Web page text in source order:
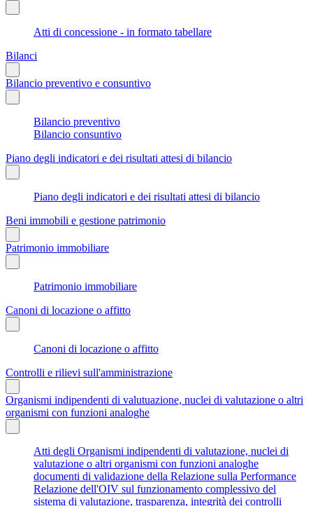
Atti di concessione - in formato tabellare
Bilanci
Bilancio preventivo e consuntivo
Bilancio preventivo
Bilancio consuntivo
Piano degli indicatori e dei risultati attesi di bilancio
Piano degli indicatori e dei risultati attesi di bilancio
Beni immobili e gestione patrimonio
Patrimonio immobiliare
Patrimonio immobiliare
Canoni di locazione o affitto
Canoni di locazione o affitto
Controlli e rilievi sull'amministrazione
Organismi indipendenti di valutuazione, nuclei di valutazione o altri
organismi con funzioni analoghe
Atti degli Organismi indipendenti di valutazione, nuclei di
valutazione o altri organismi con funzioni analoghe
documenti di validazione della Relazione sulla Performance
Relazione dell'OIV sul funzionamento complessivo del
sistema di valutazione, trasparenza, integrità dei controlli